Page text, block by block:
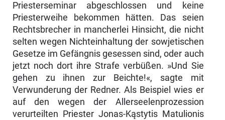
Priesterseminar abgeschlossen und keine
Priesterweihe bekommen hät­ten. Das seien
Rechtsbrecher in mancherlei Hinsicht, die nicht
selten wegen Nichteinhaltung der sowjetischen
Gesetze im Gefängnis gesessen sind, oder auch
jetzt noch dort ihre Strafe verbüßen. »Und Sie
gehen zu ihnen zur Beichte!«, sagte mit
Verwunderung der Redner. Als Beispiel wies er
auf den wegen der Allerseelenprozession
verurteilten Priester Jonas-Kąstytis Ma­tulionis